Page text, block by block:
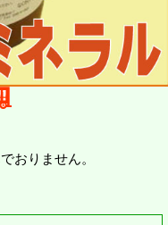
おりません。